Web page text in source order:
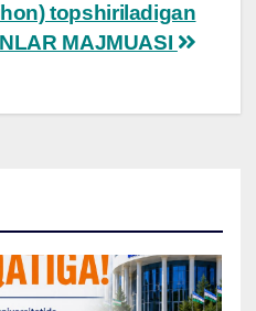
topshiriladigan
MAJMUASI